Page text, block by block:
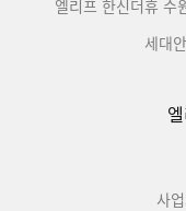
엘리프 한신더휴 수
세대
사